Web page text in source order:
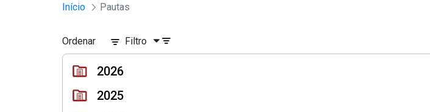
Pular para o Conteúdo principal
Sessões e Reuniões - Documentos Conselho Superior
Início Pautas
Ordenar Filtro
2026
2025